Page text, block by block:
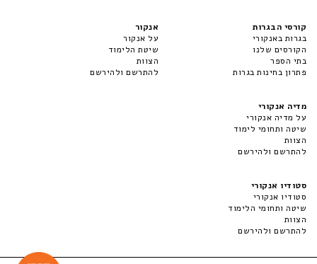
קורסי הבגרות
בגרות באנקורי
הקורסים שלנו
בתי הספר
פתרון בחינות בגרות
אנקור
על אנקור
שיטת הלימוד
הצוות
להתרשם ולהירשם
מדיה אנקורי
על מדיה אנקורי
שיטה ותחומי לימוד
הצוות
להתרשם ולהירשם
סטודיו אנקורי
סטודיו אנקורי
שיטה ותחומי הלימוד
הצוות
להתרשם ולהירשם